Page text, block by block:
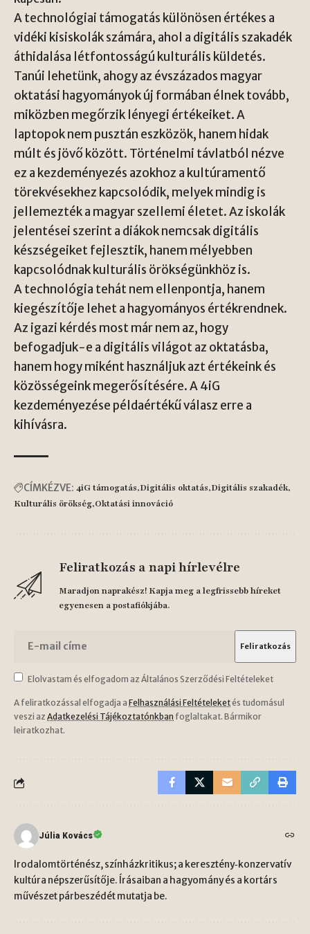
A technológiai támogatás különösen értékes a
vidéki kisiskolák számára, ahol a digitális szakadék
áthidalása létfontosságú kulturális küldetés.
Tanúi lehetünk, ahogy az évszázados magyar
oktatási hagyományok új formában élnek tovább,
miközben megőrzik lényegi értékeiket. A
laptopok nem pusztán eszközök, hanem hidak
múlt és jövő között. Történelmi távlatból nézve
ez a kezdeményezés azokhoz a kultúramentő
törekvésekhez kapcsolódik, melyek mindig is
jellemezték a magyar szellemi életet. Az iskolák
jelentései szerint a diákok nemcsak digitális
készségeiket fejlesztik, hanem mélyebben
kapcsolódnak kulturális örökségünkhöz is.
A technológia tehát nem ellenpontja, hanem
kiegészítője lehet a hagyományos értékrendnek.
Az igazi kérdés most már nem az, hogy
befogadjuk-e a digitális világot az oktatásba,
hanem hogy miként használjuk azt értékeink és
közösségeink megerősítésére. A4iG
kezdeményezése példaértékű válasz erre a
kihívásra.
CÍMKÉZVE: 4iG támogatás Digitális oktatás Digitális szakadék
Kulturális örökség Oktatási innováció
Feliratkozás a napi hírlevélre
Maradjon naprakész! Kapja meg a legfrissebb híreket
egyenesen a postafiókjába.
Elolvastam és elfogadom az Általános Szerződési Feltételeket
A feliratkozással elfogadja a Felhasználási Feltételeketés tudomásul
veszi az Adatkezelési Tájékoztatónkban foglaltakat. Bármikor
leiratkozhat.
Júlia Kovács
Irodalomtörténész, színházkritikus; a keresztény‑konzervatív
kultúra népszerűsítője. Írásaiban a hagyomány és a kortárs
művészet párbeszédét mutatja be.